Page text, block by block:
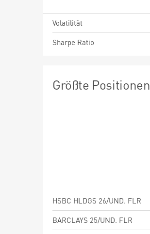
Volatilität
Sharpe Ratio
Größte Positionen
HSBC HLDGS 26/UND. FLR
BARCLAYS 25/UND. FLR